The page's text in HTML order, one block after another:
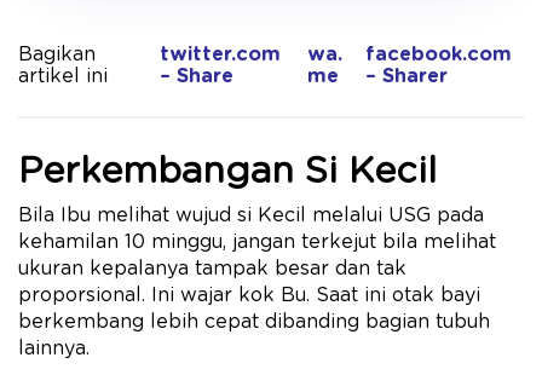
Bagikan
artikel ini
twitter.com
– Share
wa.
me
facebook.com
– Sharer
Perkembangan Si Kecil
Bila Ibu melihat wujud si Kecil melalui USG pada
kehamilan 10 minggu, jangan terkejut bila melihat
ukuran kepalanya tampak besar dan tak
proporsional. Ini wajar kok Bu. Saat ini otak bayi
berkembang lebih cepat dibanding bagian tubuh
lainnya.